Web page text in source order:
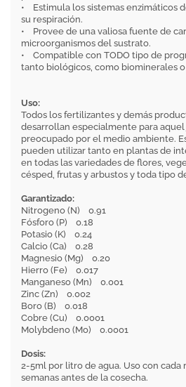
• Estimula los sistemas enzimáticos
su respiración.
• Provee de una valiosa fuente de
microorganismos del sustrato.
• Compatible con TODO tipo de
tanto biológicos, como biominerales
Uso:
Todos los fertilizantes y demás
desarrollan especialmente para
preocupado por el medio ambiente.
pueden utilizar tanto en plantas de
en todas las variedades de flores,
césped, frutas y arbustos y toda tipo
Garantizado:
Nitrogeno (N) 0.91
Fósforo (P) 0.18
Potasio (K) 0.24
Calcio (Ca) 0.28
Magnesio (Mg) 0.20
Hierro (Fe) 0.017
Manganeso (Mn) 0.001
Zinc (Zn) 0.002
Boro (B) 0.018
Cobre (Cu) 0.0001
Molybdeno (Mo) 0.0001
Dosis:
2-5ml por litro de agua. Uso con cada
semanas antes de la cosecha.